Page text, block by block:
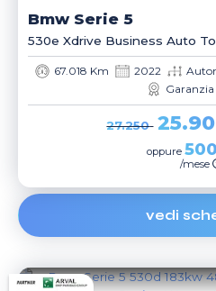
Bmw Serie 5
530e Xdrive Business Auto
67.018 Km 2022
Garanzia
27.250
oppure
/mese
vedi